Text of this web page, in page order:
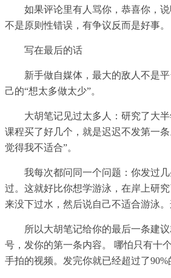
如果评论里有人骂你，恭喜你，
不是原则性错误，有争议反而是好事。
写在最后的话
新手做自媒体，最大的敌人不是
己的“想太多做太少”。
大胡笔记见过太多人：研究了大
课程买了好几个，就是迟迟不发第一
觉得我不适合”。
我每次都问同一个问题：你发过
过。这就好比你想学游泳，在岸上研
来没下过水，然后说自己不适合游泳
所以大胡笔记给你的最后一条建
号，发你的第一条内容。 哪怕只有十
手拍的视频。发完你就已经超过了90%